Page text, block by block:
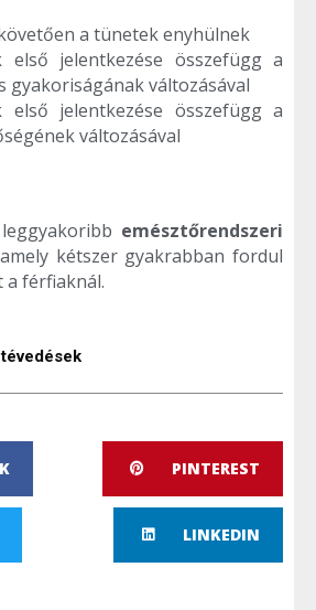
a tünetek enyhülnek
első jelentkezése összefügg a
gyakoriságának változásával
első jelentkezése összefügg a
változásával
emésztőrendszeri
kétszer gyakrabban fordul
a férfiaknál.
PINTEREST
LINKEDIN